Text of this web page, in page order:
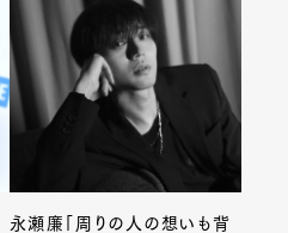
永瀬廉「周りの人の想いも背